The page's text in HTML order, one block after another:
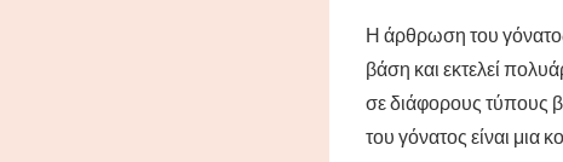
Η άρθρωση του
βάση και εκτελεί
σε διάφορους τύπους
του γόνατος είναι μια